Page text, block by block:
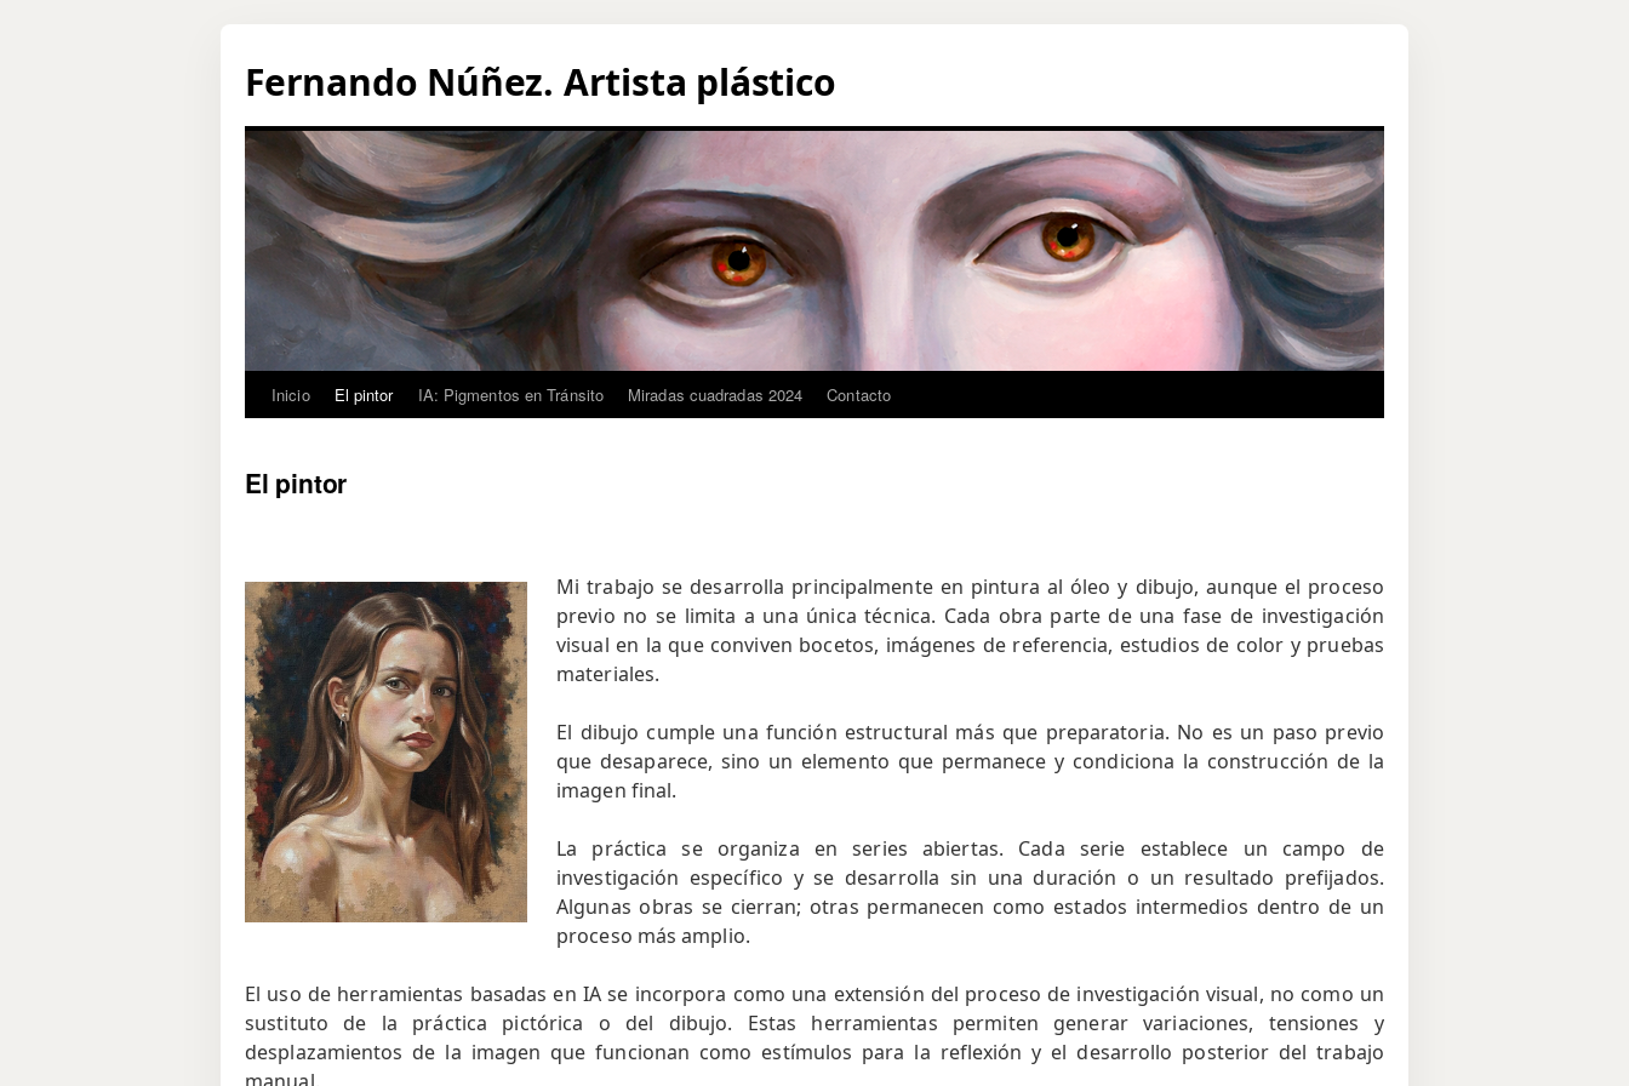
Fernando Núñez. Artista plástico
Saltar
contenido
Inicio El pintor IA: Pigmentos en Tránsito Miradas cuadradas 2024 Contacto
El pintor
Mi trabajo se desarrolla principalmente en pintura al óleo y dibujo, aunque el proceso
previo no se limita a una única técnica. Cada obra parte de una fase de investigación
visual en la que conviven bocetos, imágenes de referencia, estudios de color y pruebas
materiales.
El dibujo cumple una función estructural más que preparatoria. No es un paso previo
que desaparece, sino un elemento que permanece y condiciona la construcción de la
imagen final.
La práctica se organiza en series abiertas. Cada serie establece un campo de
investigación específico y se desarrolla sin una duración o un resultado prefijados.
Algunas obras se cierran; otras permanecen como estados intermedios dentro de un
proceso más amplio.
El uso de herramientas basadas en IA se incorpora como una extensión del proceso de investigación visual, no como un
sustituto de la práctica pictórica o del dibujo. Estas herramientas permiten generar variaciones, tensiones y
desplazamientos de la imagen que funcionan como estímulos para la reflexión y el desarrollo posterior del trabajo